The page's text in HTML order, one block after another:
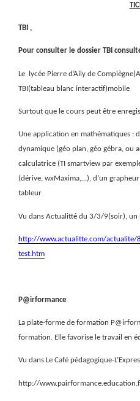
TBI ,
Pour consulter le dossier TBI
Le lycée Pierre d’Aily de
TBI(tableau blanc interactif)mobile
Surtout que le cours peut être
Une application en mathématiques :
dynamique (géo plan, géo gébra, ou
calculatrice (TI smartview par
(dérive, wxMaxima,…), d’un
tableur
Vu dans Actualitté du 3/3/9(soir), un
http://www.actualitte.com/actualite/
test.htm
P@irformance
La plate-forme de formation
formation. Elle favorise le travail en
Vu dans Le Café pédagogique-
http://